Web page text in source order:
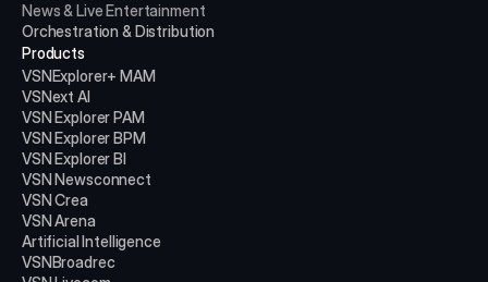
News & Live Entertainment
Orchestration & Distribution
Products
VSNExplorer+ MAM
VSNext AI
VSN Explorer PAM
VSN Explorer BPM
VSN Explorer BI
VSN Newsconnect
VSN Crea
VSN Arena
Artificial Intelligence
VSNBroadrec